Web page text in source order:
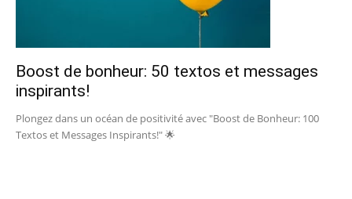
Boost de bonheur: 50 textos et messages
inspirants!
Plongez dans un océan de positivité avec "Boost de Bonheur: 100
Textos et Messages Inspirants!" 🌟